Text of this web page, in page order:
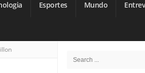
Esportes Mundo
Sidebar
Search